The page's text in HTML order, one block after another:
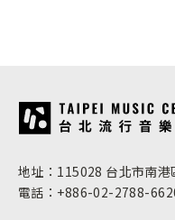
:::
地址：115028 台北市南
電話：+886-02-2788-